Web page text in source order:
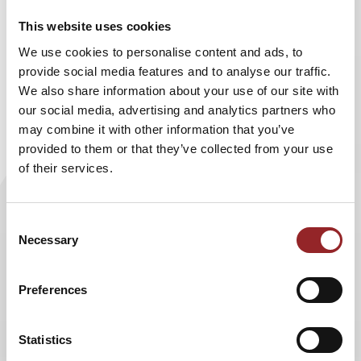
This website uses cookies
We use cookies to personalise content and ads, to
provide social media features and to analyse our traffic.
We also share information about your use of our site with
our social media, advertising and analytics partners who
may combine it with other information that you’ve
provided to them or that they’ve collected from your use
of their services.
Selection
Necessary
Preferences
Statistics
Interviews oder Talkrunden überzeugend
auffängt.
Genauso gerne ist die 5 Sterne Moderatorin als Trainerin
und Coach im Bereich Rhetorik und Kommunikation im
Einsatz. Ihren Klienten und Seminarteilnehmern
vermittelt sie mit großem Spaß und der notwendigen
Ernsthaftigkeit für das jeweilige Thema und Bedürfnis ihr
Praxis.
des Mittelbayerischen
Verlags wurde Jeannine Tieling vor kurzem als Expertin in
und interviewt. Denn schließlich, so die Botschaft der
Redakteurin, entscheidet gekonntes Kommunizieren über
den beruflichen Erfolg. Doch die gute Nachricht: Ein gutes
Kommunikationsverhalten für Vortrag, Rede,